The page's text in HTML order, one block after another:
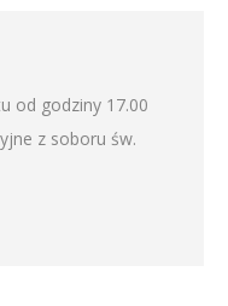
od godziny 17.00
z soboru św.